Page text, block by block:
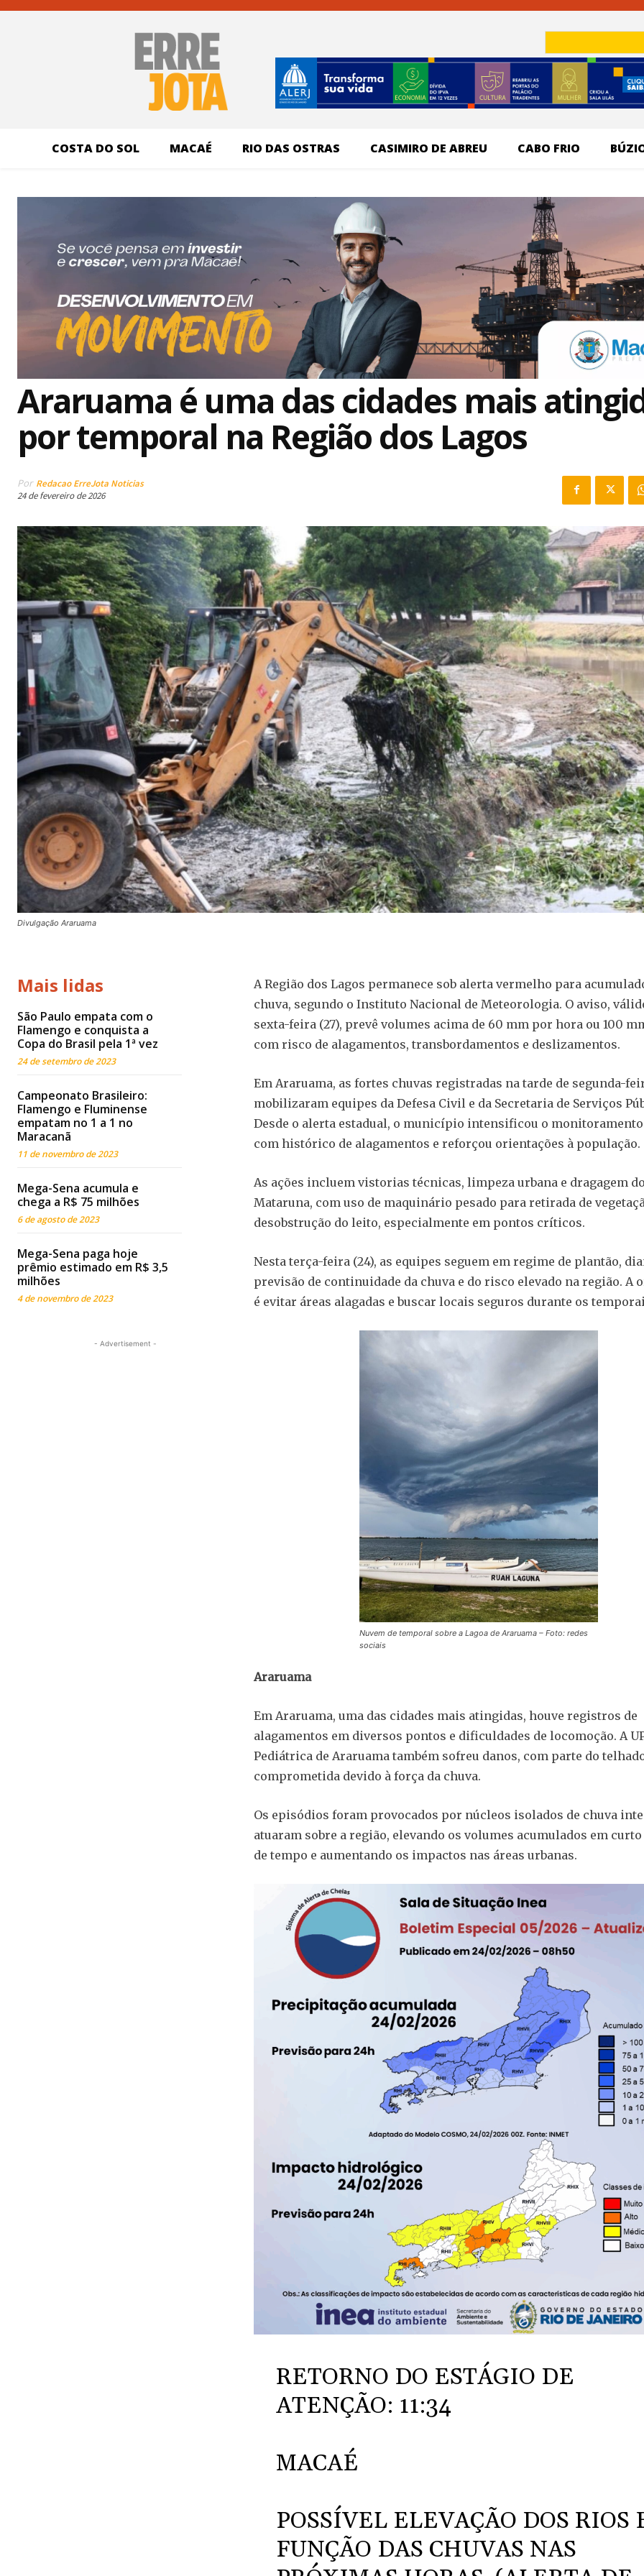
COSTA DO SOL MACAÉ RIO DAS OSTRAS CASIMIRO DE ABREU CABO FRIO
Araruama é uma das cidades mais
por temporal na Região dos Lagos
Por Redacao ErreJota Noticias
24 de fevereiro de 2026
Divulgação Araruama
Mais lidas
São Paulo empata com o
Flamengo e conquista a
Copa do Brasil pela 1ª vez
24 de setembro de 2023
Campeonato Brasileiro:
Flamengo e Fluminense
empatam no 1 a 1 no
Maracanã
11 de novembro de 2023
Mega-Sena acumula e
chega a R$ 75 milhões
6 de agosto de 2023
Mega-Sena paga hoje
prêmio estimado em R$ 3,5
milhões
4 de novembro de 2023
- Advertisement -
A Região dos Lagos permanece sob alerta vermelho para
chuva, segundo o Instituto Nacional de Meteorologia. O aviso,
sexta-feira (27), prevê volumes acima de 60 mm por hora ou 100
com risco de alagamentos, transbordamentos e deslizamentos.
Em Araruama, as fortes chuvas registradas na tarde de segunda-
mobilizaram equipes da Defesa Civil e da Secretaria de Serviços
Desde o alerta estadual, o município intensificou o monitoramento
com histórico de alagamentos e reforçou orientações à população.
As ações incluem vistorias técnicas, limpeza urbana e dragagem
Mataruna, com uso de maquinário pesado para retirada de
desobstrução do leito, especialmente em pontos críticos.
Nesta terça-feira (24), as equipes seguem em regime de plantão,
previsão de continuidade da chuva e do risco elevado na região. A
é evitar áreas alagadas e buscar locais seguros durante os
Nuvem de temporal sobre a Lagoa de Araruama – Foto: redes
sociais
Araruama
Em Araruama, uma das cidades mais atingidas, houve registros de
alagamentos em diversos pontos e dificuldades de locomoção. A
Pediátrica de Araruama também sofreu danos, com parte do
comprometida devido à força da chuva.
Os episódios foram provocados por núcleos isolados de chuva
atuaram sobre a região, elevando os volumes acumulados em
de tempo e aumentando os impactos nas áreas urbanas.
RETORNO DO ESTÁGIO DE
ATENÇÃO: 11:34
MACAÉ
POSSÍVEL ELEVAÇÃO DOS RIOS
FUNÇÃO DAS CHUVAS NAS